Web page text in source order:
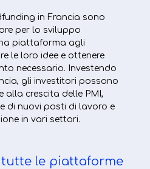
in Francia sono
per lo sviluppo
piattaforma agli
le loro idee e ottenere
necessario. Investendo
gli investitori possono
crescita delle PMI,
di nuovi posti di lavoro e
in vari settori.
le piattaforme